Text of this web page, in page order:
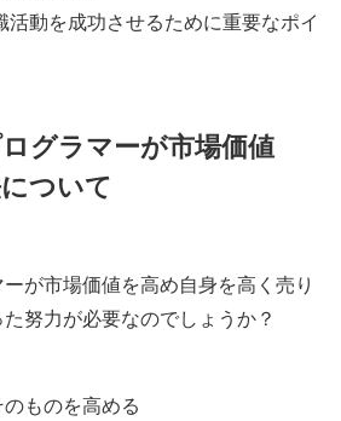
活動を成功させるために重要なポイ
グラマーが市場価値
ついて
が市場価値を高め自身を高く売り
努力が必要なのでしょうか？
ものを高める